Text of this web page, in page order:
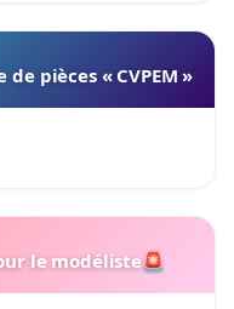
pièces « CVPEM »
le modéliste🚨